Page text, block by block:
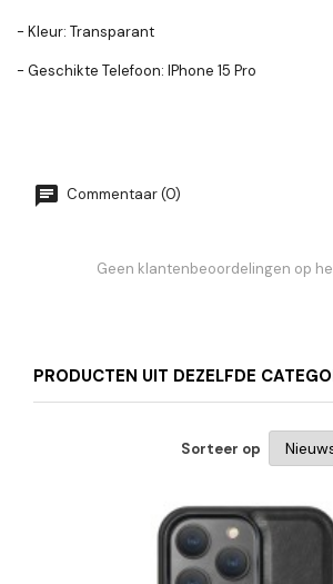
- Kleur: Transparant
- Geschikte Telefoon: IPhone 15 Pro
Commentaar (0)
Geen klantenbeoordelingen op
PRODUCTEN UIT DEZELFDE
Sorteer op